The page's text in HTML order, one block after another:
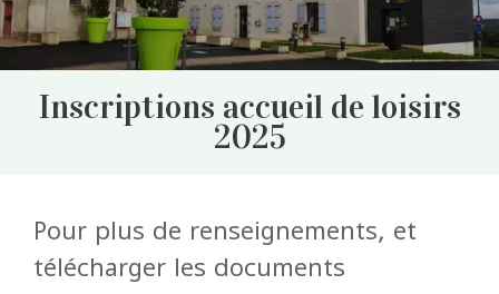
Inscriptions accueil de loisirs
2025
Pour plus de renseignements, et
télécharger les documents